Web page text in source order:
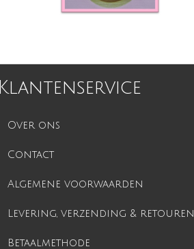
Klantenservice
Over ons
Contact
Algemene voorwaarden
Levering, verzending & retouren
Betaalmethode